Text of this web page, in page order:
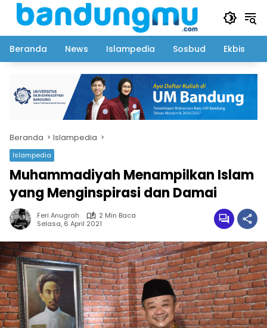
Langsung
Beranda
News Islampedia Sosbud Ekbis
Beranda Islampedia
Islampedia
Muhammadiyah Menampilkan Islam
yang Menginspirasi dan Damai
Feri Anugrah
2 Min Baca
Selasa, 6 April 2021